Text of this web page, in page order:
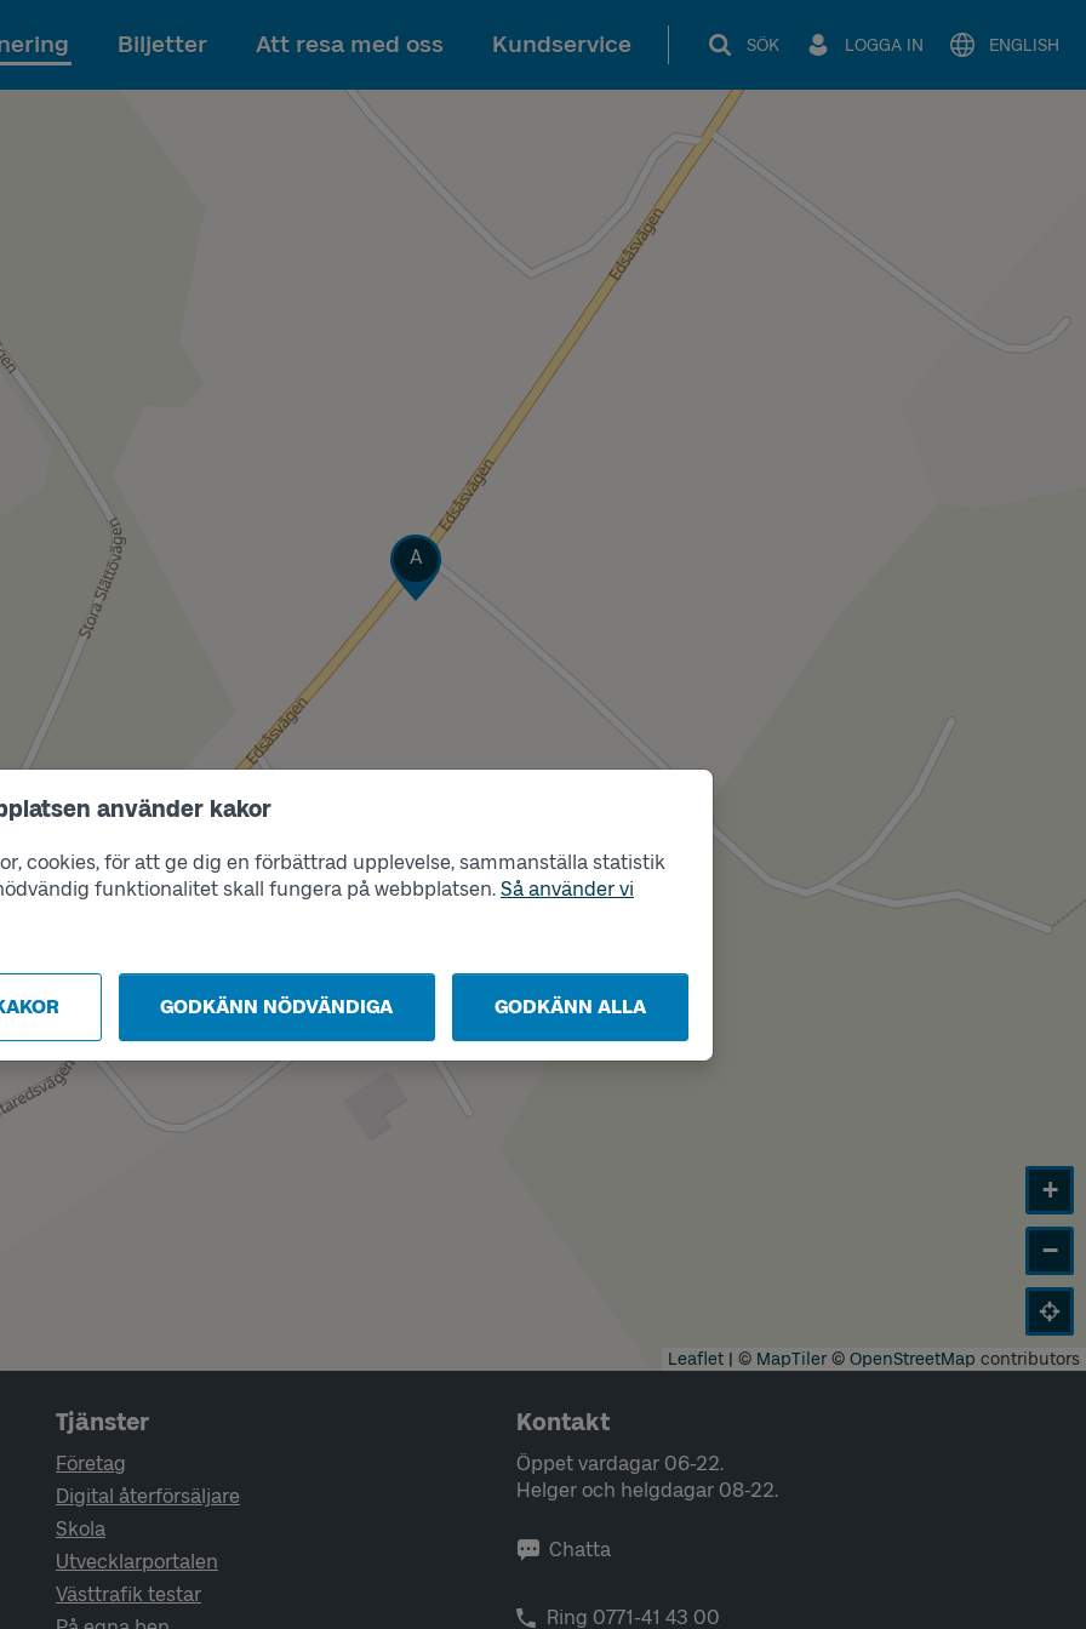
använder kakor
cookies, för att ge dig en förbättrad upplevelse, sammanställa statistik
funktionalitet skall fungera på webbplatsen. Så använder vi
GODKÄNN NÖDVÄNDIGA GODKÄNN ALLA
Till innehållet
Biljetter Att resa med oss Kundservice SÖK LOGGA IN ENGLISH
Läge
A
Läge
B
+
−
Leaflet | © MapTiler© OpenStreetMap contributors
Tjänster
Företag
Digital återförsäljare
Skola
Utvecklarportalen
Västtrafik testar
Kontakt
Öppet vardagar 06-22.
Helger och helgdagar 08-22.
Chatta
Ring 0771-41 43 00